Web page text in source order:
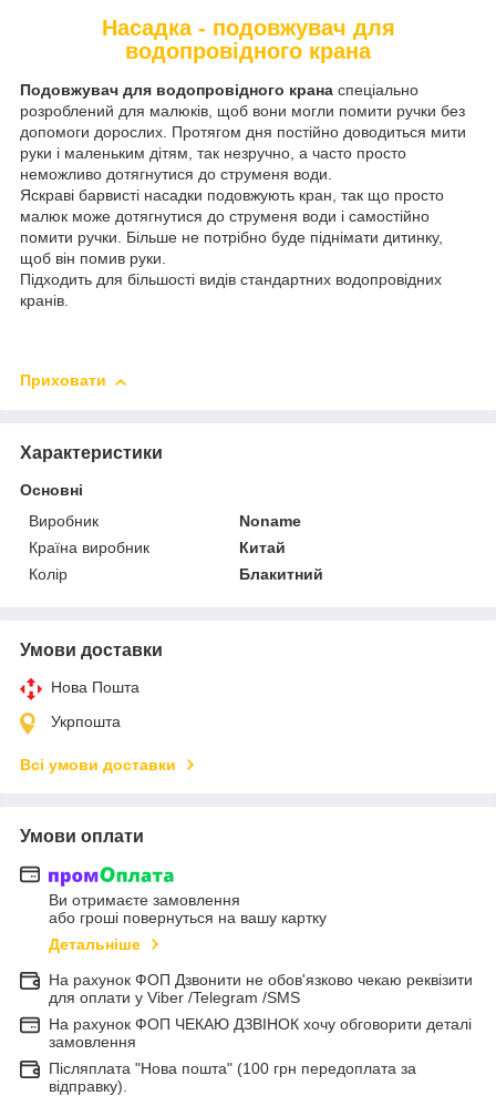
Насадка - подовжувач для
водопровідного крана
Подовжувач для водопровідного крана спеціально
розроблений для малюків, щоб вони могли помити ручки без
допомоги дорослих. Протягом дня постійно доводиться мити
руки і маленьким дітям, так незручно, а часто просто
неможливо дотягнутися до струменя води.
Яскраві барвисті насадки подовжують кран, так що просто
малюк може дотягнутися до струменя води і самостійно
помити ручки. Більше не потрібно буде піднімати дитинку,
щоб він помив руки.
Підходить для більшості видів стандартних водопровідних
кранів.
Приховати
Характеристики
Основні
Виробник
Noname
Країна виробник
Китай
Колір
Блакитний
Умови доставки
Нова Пошта
Укрпошта
Всі умови доставки
Умови оплати
Ви отримаєте замовлення
або гроші повернуться на вашу картку
Детальніше
На рахунок ФОП Дзвонити не обов'язково чекаю реквізити
для оплати у Viber /Telegram /SMS
На рахунок ФОП ЧЕКАЮ ДЗВІНОК хочу обговорити деталі
замовлення
Післяплата "Нова пошта" (100 грн передоплата за
відправку).